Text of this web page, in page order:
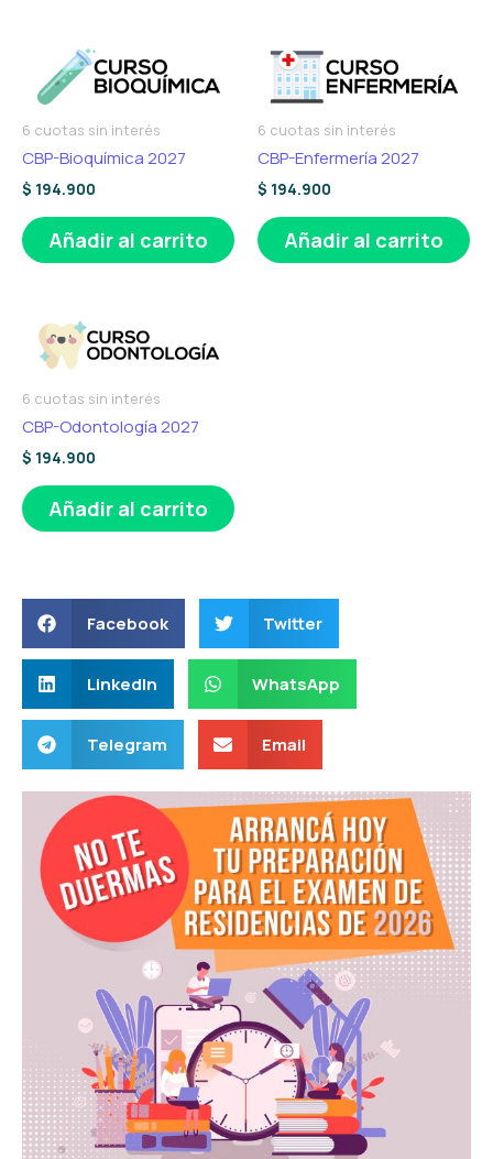
6 cuotas sin interés
CBP-Bioquímica 2027
$ 194.900
Añadir al carrito
6 cuotas sin interés
CBP-Enfermería 2027
$ 194.900
Añadir al carrito
6 cuotas sin interés
CBP-Odontología 2027
$ 194.900
Añadir al carrito
Facebook Twitter
LinkedIn WhatsApp
Telegram Email